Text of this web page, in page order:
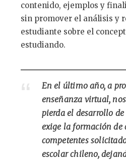
contenido, ejemplos y
sin promover el análisis y
estudiante sobre el
estudiando.
En el último año, a
enseñanza virtual,
pierda el desarrollo
exige la formación de
competentes
escolar chileno,